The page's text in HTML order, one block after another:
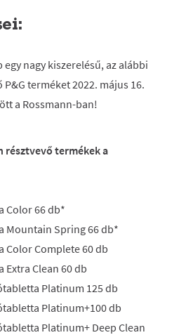
nagy kiszerelésű, az alábbi
terméket 2022. május 16.
a Rossmann-ban!
résztvevő termékek a
Color 66 db*
Mountain Spring 66 db*
Color Complete 60 db
Extra Clean 60 db
Platinum 125 db
Platinum+100 db
Platinum+ Deep Clean